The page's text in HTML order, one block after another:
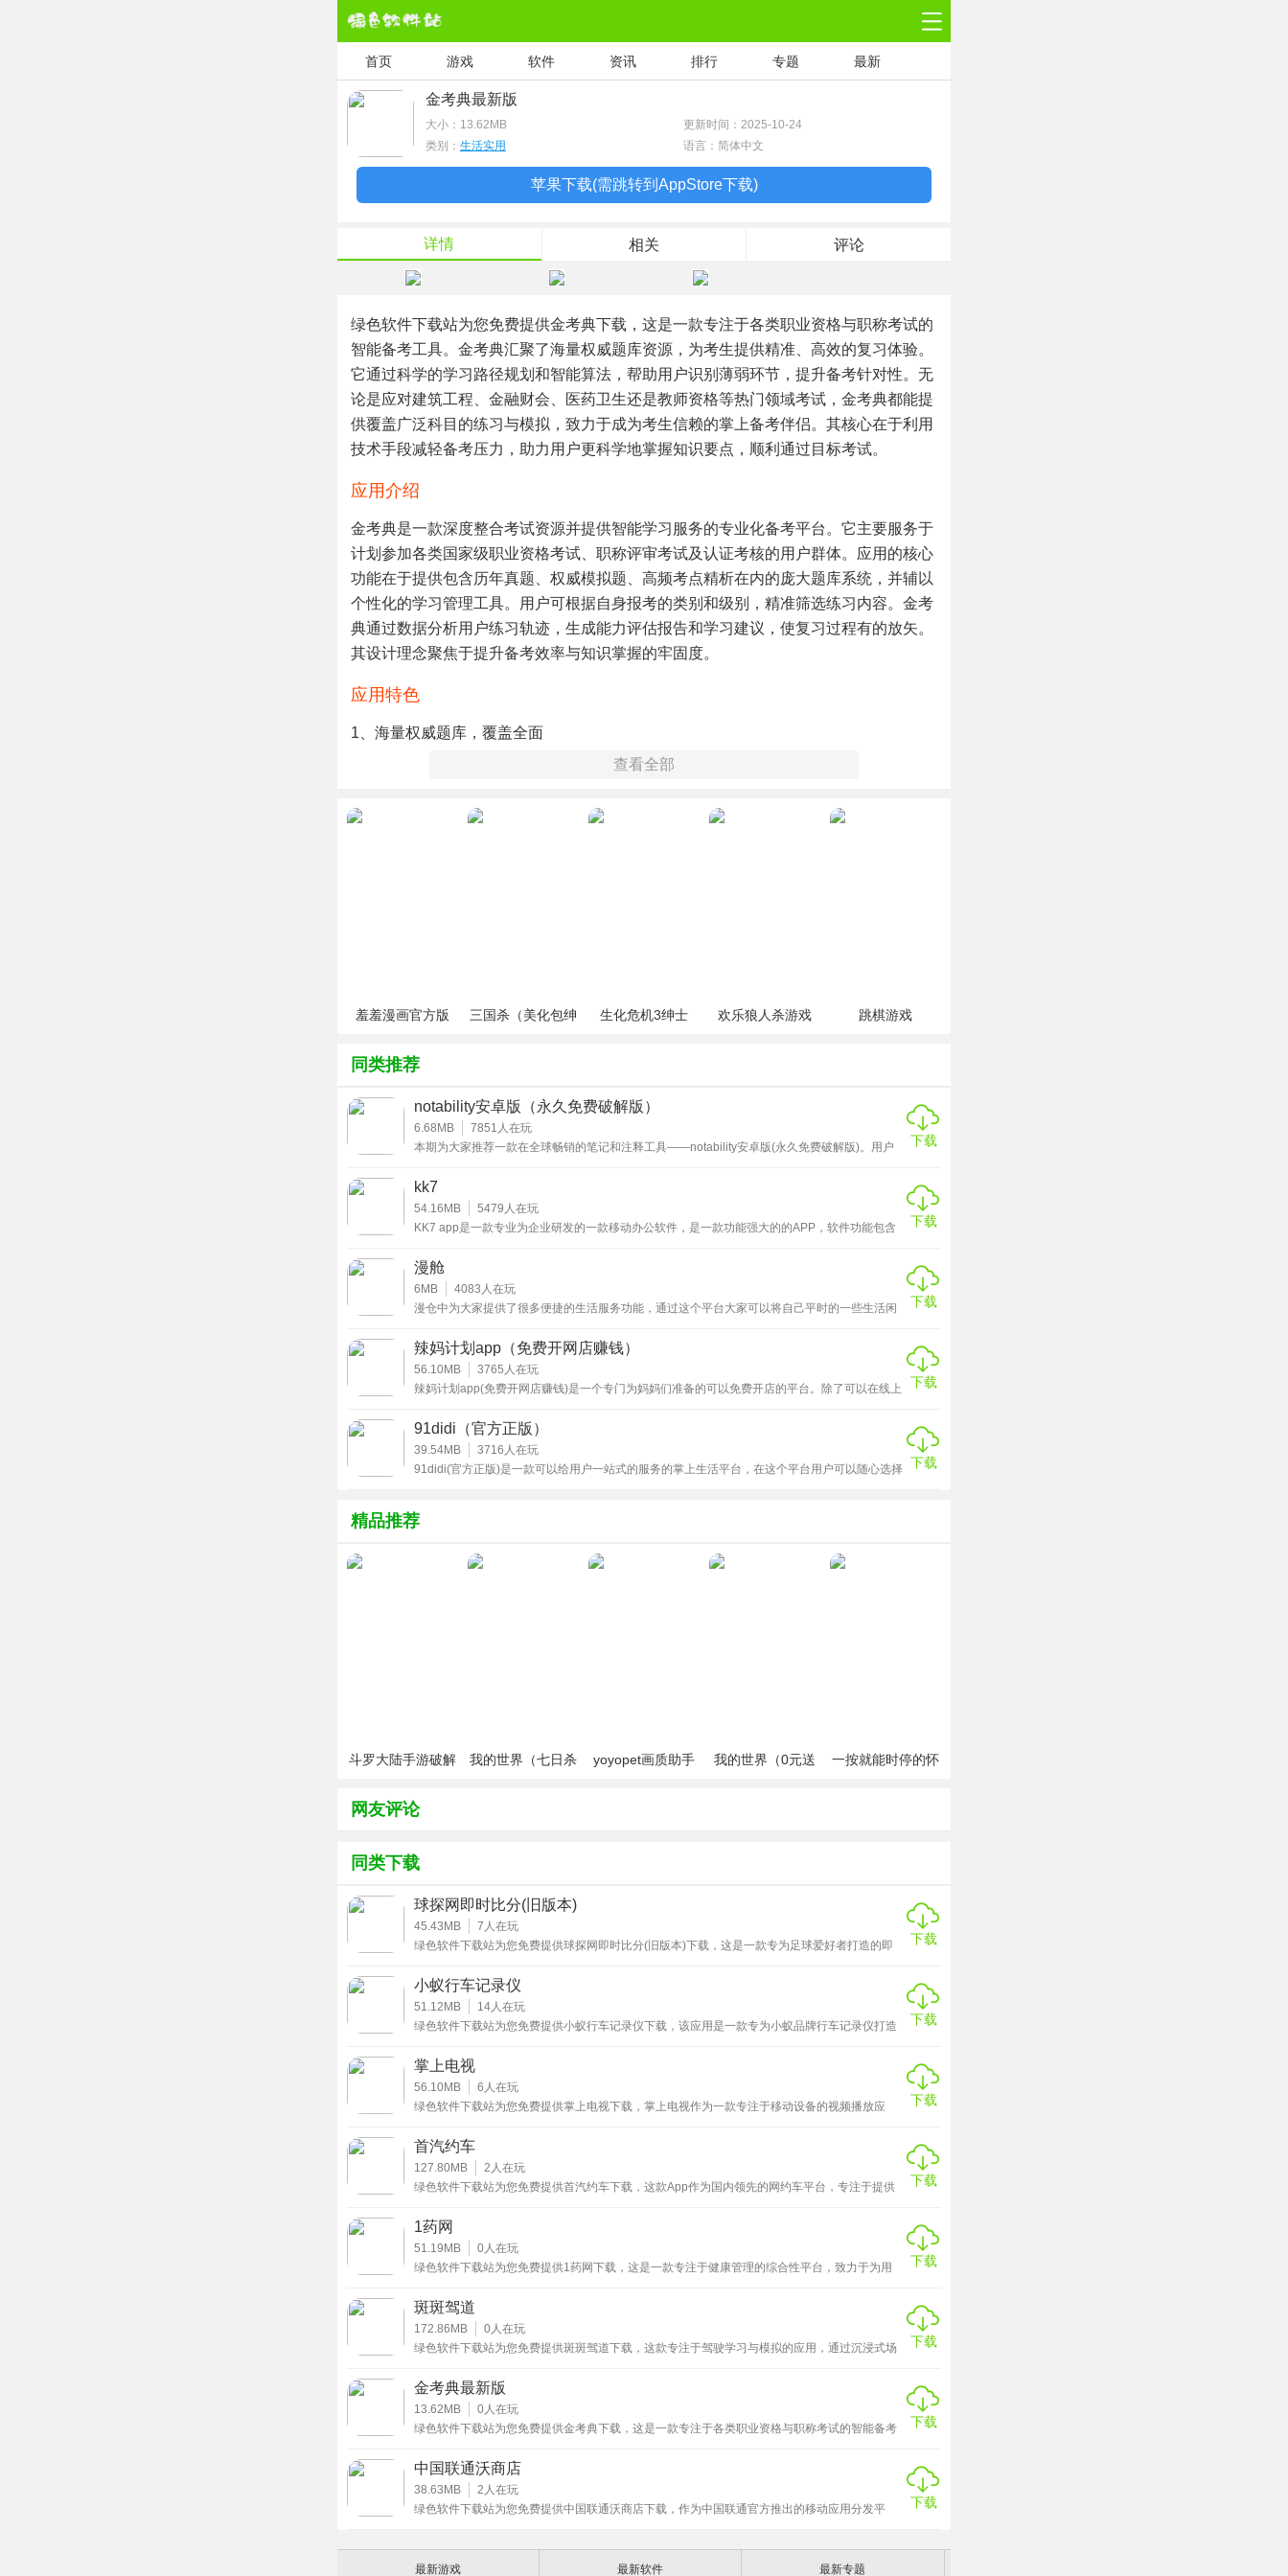
首页 游戏 软件 资讯 排行 专题 最新
金考典最新版
大小： 13.62MB
更新时间：2025-10-24
类别： 生活实用 语言：简体中文
苹果下载(需跳转到AppStore下载)
详情 相关 评论
绿色软件下载站为您免费提供金考典下载，这是一款专注于各类职业资格与职称考试的
智能备考工具。金考典汇聚了海量权威题库资源，为考生提供精准、高效的复习体验。
它通过科学的学习路径规划和智能算法，帮助用户识别薄弱环节，提升备考针对性。无
论是应对建筑工程、金融财会、医药卫生还是教师资格等热门领域考试，金考典都能提
供覆盖广泛科目的练习与模拟，致力于成为考生信赖的掌上备考伴侣。其核心在于利用
技术手段减轻备考压力，助力用户更科学地掌握知识要点，顺利通过目标考试。
应用介绍
金考典是一款深度整合考试资源并提供智能学习服务的专业化备考平台。它主要服务于
计划参加各类国家级职业资格考试、职称评审考试及认证考核的用户群体。应用的核心
功能在于提供包含历年真题、权威模拟题、高频考点精析在内的庞大题库系统，并辅以
个性化的学习管理工具。用户可根据自身报考的类别和级别，精准筛选练习内容。金考
典通过数据分析用户练习轨迹，生成能力评估报告和学习建议，使复习过程有的放矢。
其设计理念聚焦于提升备考效率与知识掌握的牢固度。
应用特色
1、海量权威题库，覆盖全面
金考典持续更新并整合来自官方渠道和权威出版物的考试真题与高质量模拟题。题库资
需求的精准练习内容。资源更新紧跟考试大纲变化趋势。
自动收录所有练习中答错的题目，形成专属错题本。用户可对错题进行分类标记、添加
克薄弱知识点。
4、学情数据分析与能力图谱
金考典后台持续分析用户练习数据，生成直观的学情报告和能力图谱。清晰展示各章
续复习重点与优先级。
5、离线使用与学习进度同步
支持重要题库和资料的离线下载，满足用户在没有网络环境下的学习需求。同时，学习
记录、错题本、收藏夹等核心数据在登录状态下可实现多设备云端同步，保障学习过程
的连续性和便捷性。
应用优势
1、显著提升备考效率
通过智能推送针对性练习和精准定位薄弱项，金考典帮助用户避免题海战术的低效，将
有限的学习时间集中于最需要提升的领域，显著优化复习投入产出比。
错题深度剖析、反复强化练习以及考点关联解析，促进用户对易错点和重难点知识的深
相较于传统纸质资料和线下培训，金考典以更经济的成本提供即时更新、便捷携带、功
1、官网或应用商店搜索金考典下载安装最新版应用。
2、打开应用后使用手机号或第三方账号注册并完成登录。
3、在首页或考试库中选择您要备考的具体考试类别和科目。
4、根据需要选择章节练习、真题模考、错题重练等学习模式。
5、练习过程中可随时收藏题目或查看详细解析与考点归纳。
6、错题自动收录便于集中复习可手动添加笔记加深理解。
7、定期利用智能组卷功能进行全真模拟考试检验复习效果。
8、在个人中心查看学情分析报告调整后续学习计划重心。
应用测评
金考典在专业考试备考应用领域展现出了强大的实用价值。其最突出的优点在于构建了
极为庞大且更新相对及时的题库资源库，覆盖面之广能满足绝大多数主流职业资格考试
用户的需求。智能组卷和模拟考试功能高度仿真，对锻炼实战能力至关重要。深度错题
管理结合详细的题目解析，有效帮助用户查漏补缺，是提升知识掌握度的核心利器。学
情数据分析可视化程度高，为用户提供清晰的复习指引。界面设计总体简洁明了，操作
逻辑顺畅。当然，部分小众或地方性考试的题库深度可能仍有提升空间，且题库更新的
及时性在一定程度上依赖于官方合作资源。
查看全部
羞羞漫画官方版
三国杀（美化包绅
生化危机3绅士
欢乐狼人杀游戏 跳棋游戏
同类推荐
notability安卓版（永久免费破解版）
6.68MB 7851 人在玩
本期为大家推荐一款在全球畅销的笔记和注释工具——notability安卓版(永久免费破解版)。用户
载哟!
下载
kk7
54.16MB 5479 人在玩
KK7 app是一款专业为企业研发的一款移动办公软件，是一款功能强大的的APP，软件功能包含
效率，还提供了工作台，企业公众号等许多的功能服务，企业也可以在此软件组织专属于的组织
架构，方便员工快速查找，让沟通更便捷，是一款帮助企业用户更好的移动办公。是一款非常实
用的软件，快来下载体验吧！
下载
漫舱
6MB 4083 人在玩
漫仓中为大家提供了很多便捷的生活服务功能，通过这个平台大家可以将自己平时的一些生活闲
会进行购买，让大家可以很好的去运用好自己的闲置，不会造成浪费的情况。而且在里面购买也
非常的便宜，又可以实现正常的使用。
下载
辣妈计划app（免费开网店赚钱）
56.10MB 3765 人在玩
辣妈计划app(免费开网店赚钱)是一个专门为妈妈们准备的可以免费开店的平台。除了可以在线上
兴趣的小伙伴来辣妈计划免费开店app官方正版下载!
下载
91didi（官方正版）
39.54MB 3716 人在玩
91didi(官方正版)是一款可以给用户一站式的服务的掌上生活平台，在这个平台用户可以随心选择 下载
精品推荐
斗罗大陆手游破解
我的世界（七日杀
yoyopet画质助手
我的世界（0元送
一按就能时停的怀
网友评论
同类下载
球探网即时比分(旧版本)
45.43MB 7 人在玩
绿色软件下载站为您免费提供球探网即时比分(旧版本)下载，这是一款专为足球爱好者打造的即
热门赛事还是冷门联赛，都能在这里找到详细的比分信息，方便用户及时了解比赛结果，是球迷
们不可或缺的观赛助手。
下载
小蚁行车记录仪
51.12MB 14人在玩
绿色软件下载站为您免费提供小蚁行车记录仪下载，该应用是一款专为小蚁品牌行车记录仪打造
常行车记录、安全监控及紧急情况取证等需求。
下载
掌上电视
56.10MB 6 人在玩
绿色软件下载站为您免费提供掌上电视下载，掌上电视作为一款专注于移动设备的视频播放应
视综艺、体育赛事等各类节目，满足不同场景下的娱乐与信息获取需求。
下载
首汽约车
127.80MB 2 人在玩
绿色软件下载站为您免费提供首汽约车下载，这款App作为国内领先的网约车平台，专注于提供
和经济透明计价。首汽约车注重隐私保护，所有数据加密处理，司机团队经过严格筛选培训。
下载
1药网
51.19MB 0人在玩
绿色软件下载站为您免费提供1药网下载，这是一款专注于健康管理的综合性平台，致力于为用
药，同时整合了在线药师咨询、健康资讯和个性化健康记录功能，满足日常用药需求。
下载
斑斑驾道
172.86MB 0人在玩
绿色软件下载站为您免费提供斑斑驾道下载，这款专注于驾驶学习与模拟的应用，通过沉浸式场
于一体的驾考辅助工具，它涵盖了科目一至科目四的全流程内容，用户可随时随地进行章节练
习、模拟考试，并通过详细的错题解析加深对知识点的理解。
下载
金考典最新版
13.62MB 0人在玩
绿色软件下载站为您免费提供金考典下载，这是一款专注于各类职业资格与职称考试的智能备考
路径规划和智能算法，帮助用户识别薄弱环节，提升备考针对性。
下载
中国联通沃商店
38.63MB 2 人在玩
绿色软件下载站为您免费提供中国联通沃商店下载，作为中国联通官方推出的移动应用分发平
下载
最新游戏 最新软件 最新专题